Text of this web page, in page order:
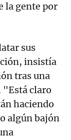
la gente por
sus
insistía
tras una
"Está claro
haciendo
algún bajón